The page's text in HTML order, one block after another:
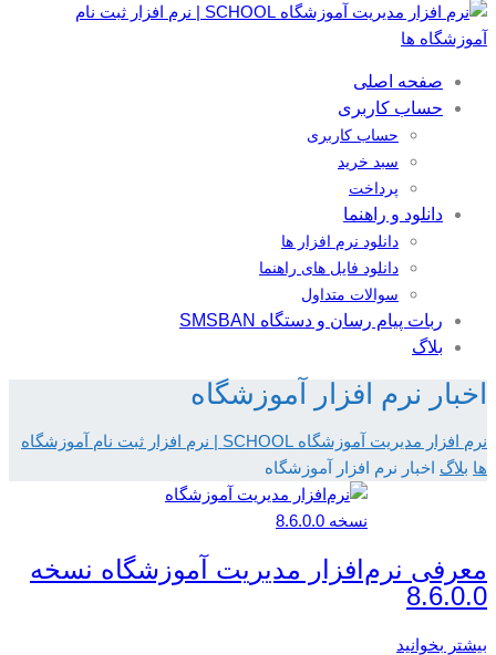
صفحه اصلی
حساب کاربری
حساب کاربری
سبد خرید
پرداخت
دانلود و راهنما
دانلود نرم افزار ها
دانلود فایل های راهنما
سوالات متداول
ربات پیام رسان و دستگاه SMSBAN
بلاگ
اخبار نرم افزار آموزشگاه
نرم افزار مدیریت آموزشگاه SCHOOL | نرم افزار ثبت نام آموزشگاه
ها بلاگ اخبار نرم افزار آموزشگاه
معرفی نرم‌افزار مدیریت آموزشگاه نسخه
8.6.0.0
بیشتر بخوانید